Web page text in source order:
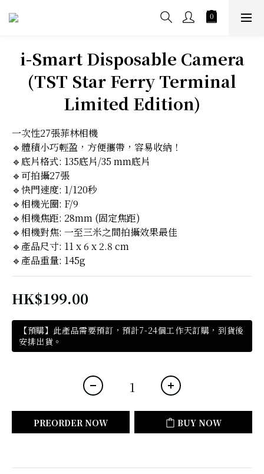
i-Smart Disposable Camera
(TST Star Ferry Terminal
Limited Edition)
一次性27張菲林相機
🔹體積小巧輕盈，方便攜帶，容易收納！
🔹底片格式: 135底片/35 mm底片
🔹可拍攝27張
🔹快門速度: 1/120秒
🔹相機光圈: F/9
🔹相機焦距: 28mm (固定焦距)
🔹相機對焦: 一至三米之間拍攝效果最佳
🔹產品尺寸: 11 x 6 x 2.8 cm
🔹產品重量: 145g
HK$199.00
【預購】此產品需要預訂，預計7-24個工作天訂購，到貨後
安排出貨。
PREORDER NOW BUY NOW